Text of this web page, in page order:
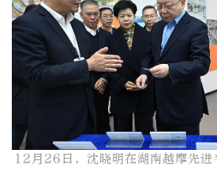
12月26日，沈晓明在湖南越摩先进